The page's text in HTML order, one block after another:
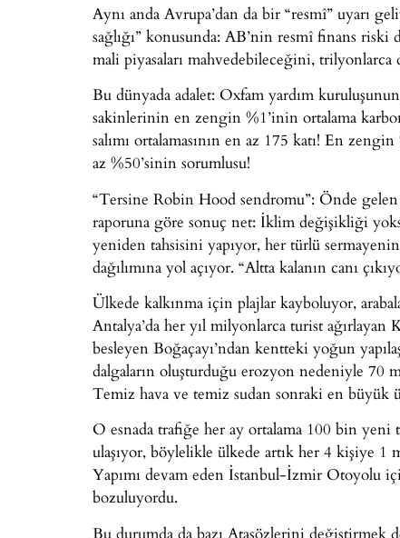
Aynı anda Avrupa’dan da bir “resmî” uyarı
sağlığı” konusunda: AB’nin resmî finans
mali piyasaları mahvedebileceğini,
Bu dünyada adalet: Oxfam yardım
sakinlerinin en zengin %1’inin ortalama
salımı ortalamasının en az 175 katı! En
az %50’sinin sorumlusu!
“Tersine Robin Hood sendromu”: Önde
raporuna göre sonuç net: İklim değişikliği
yeniden tahsisini yapıyor, her türlü
dağılımına yol açıyor. “Altta kalanın canı
Ülkede kalkınma için plajlar kayboluyor,
Antalya’da her yıl milyonlarca turist ağırlayan
besleyen Boğaçayı’ndan kentteki yoğun
dalgaların oluşturduğu erozyon nedeniyle 70
Temiz hava ve temiz sudan sonraki en büyük
O esnada trafiğe her ay ortalama 100 bin yeni
ulaşıyor, böylelikle ülkede artık her 4 kişiye
Yapımı devam eden İstanbul-İzmir Otoyolu
bozuluyordu.
Bu durumda da bazı Atasözlerini değiştirmek